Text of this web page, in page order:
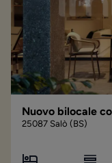
Nuovo bilocale
25087 Salò (BS)